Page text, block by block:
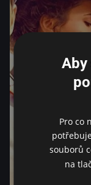
Aby
Pro co
souborů
na